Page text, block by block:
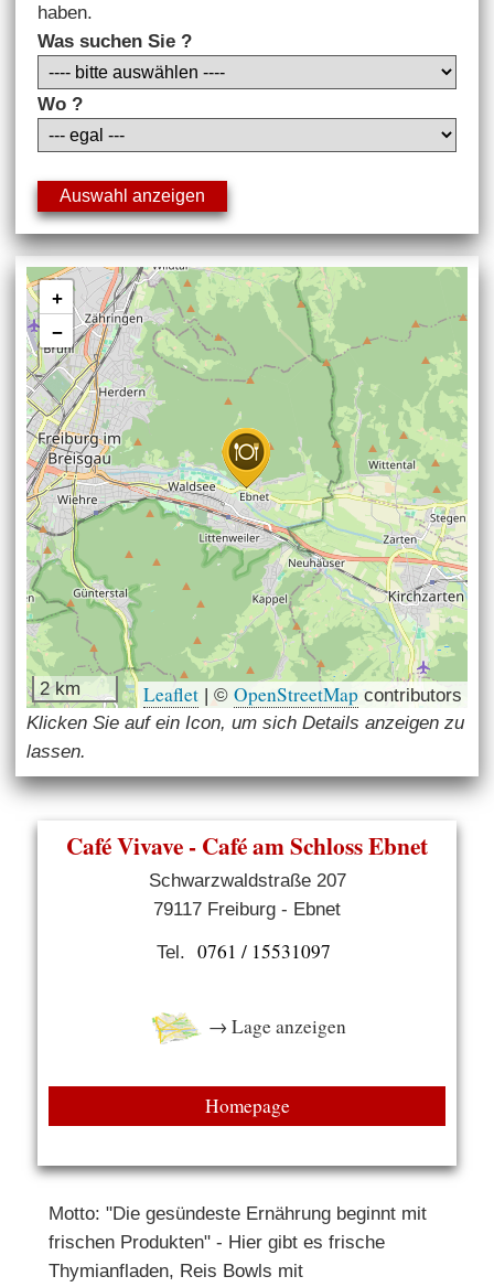
haben.
Was suchen Sie ?
Wo ?
+
−
2 km Leaflet | © OpenStreetMapcontributors
Klicken Sie auf ein Icon, um sich Details anzeigen zu
lassen.
Café Vivave - Café am Schloss Ebnet
Schwarzwaldstraße 207
79117 Freiburg - Ebnet
Tel. 0761 / 15531097
→ Lage anzeigen
Homepage
Motto: "Die gesündeste Ernährung beginnt mit
frischen Produkten" - Hier gibt es frische
Thymianfladen, Reis Bowls mit